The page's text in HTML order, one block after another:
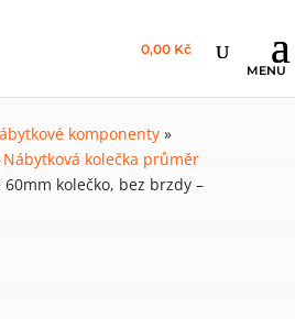
0,00 Kč
komponenty»
Nábytková kolečka průměr
60mm kolečko, bez brzdy –